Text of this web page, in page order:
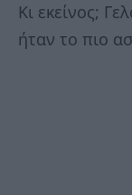
Κι εκείνος;
ήταν το πιο